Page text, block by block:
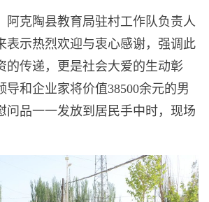
阿克陶县教育局驻村工作队负责人
表示热烈欢迎与衷心感谢，强调此
的传递，更是社会大爱的生动彰
导和企业家将价值38500余元的男
问品一一发放到居民手中时，现场